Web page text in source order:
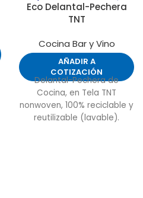
Eco Delantal-Pechera
TNT
Cocina Bar y Vino
AÑADIR A
COTIZACIÓN
Delantal-Pechera de
Cocina, en Tela TNT
nonwoven, 100% reciclable y
reutilizable (lavable).